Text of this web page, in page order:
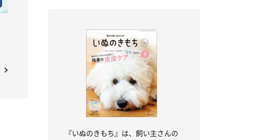
『いぬのきもち』は、飼い主さんの